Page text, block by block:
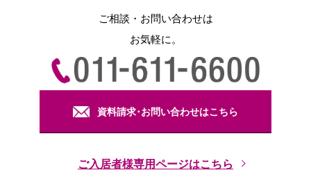
ご相談・お問い合わせは
お気軽に。
資料請求･お問い合わせはこちら
ご入居者様専用ページはこちら